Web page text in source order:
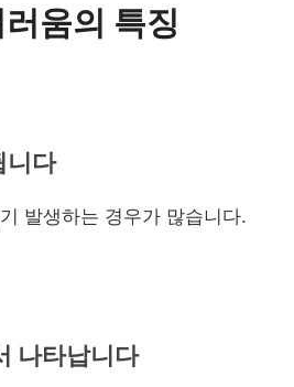
움의 특징
니다
발생하는 경우가 많습니다.
나타납니다